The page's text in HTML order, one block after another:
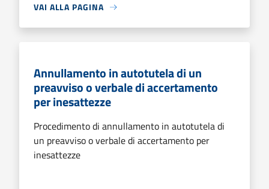
VAI ALLA PAGINA
Annullamento in autotutela di un
preavviso o verbale di accertamento
per inesattezze
Procedimento di annullamento in autotutela di
un preavviso o verbale di accertamento per
inesattezze